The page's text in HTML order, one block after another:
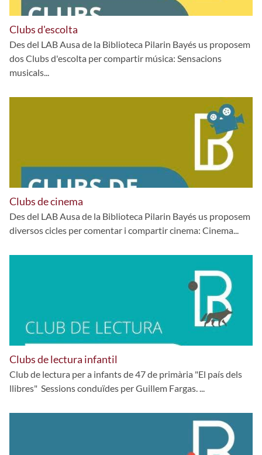
Clubs d'escolta
Des del LAB Ausa de la Biblioteca Pilarin Bayés us proposem
dos Clubs d'escolta per compartir música: Sensacions
musicals...
Clubs de cinema
Des del LAB Ausa de la Biblioteca Pilarin Bayés us proposem
diversos cicles per comentar i compartir cinema: Cinema...
Clubs de lectura infantil
Club de lectura per a infants de 47 de primària "El país dels
llibres" Sessions conduïdes per Guillem Fargas. ...